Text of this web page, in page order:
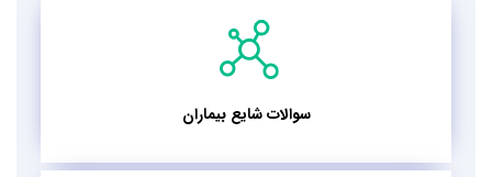
سوالات شایع بیماران